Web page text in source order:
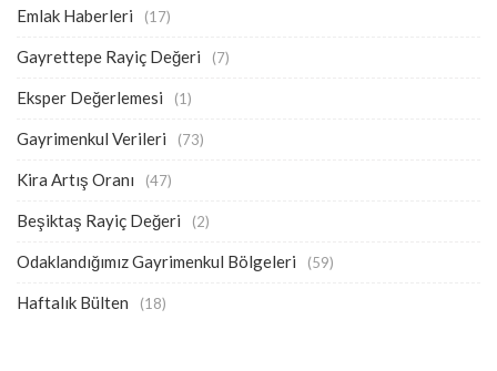
Emlak Haberleri (17)
Gayrettepe Rayiç Değeri (7)
Eksper Değerlemesi (1)
Gayrimenkul Verileri (73)
Kira Artış Oranı (47)
Beşiktaş Rayiç Değeri (2)
Odaklandığımız Gayrimenkul Bölgeleri (59)
Haftalık Bülten (18)